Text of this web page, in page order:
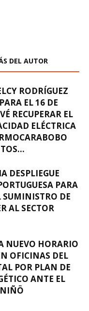
DEL AUTOR
RODRÍGUEZ
EL 16 DE
RECUPERAR EL
ELÉCTRICA
DESPLIEGUE
PARA
SUMINISTRO DE
AL SECTOR
NUEVO HORARIO
OFICINAS DEL
POR PLAN DE
ANTE EL